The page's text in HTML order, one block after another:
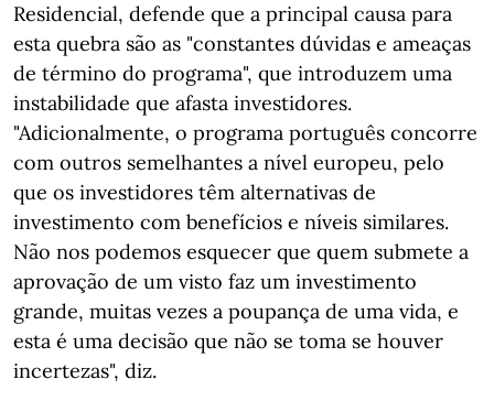
Residencial, defende que a principal causa para
esta quebra são as "constantes dúvidas e ameaças
de término do programa", que introduzem uma
instabilidade que afasta investidores.
"Adicionalmente, o programa português concorre
com outros semelhantes a nível europeu, pelo
que os investidores têm alternativas de
investimento com benefícios e níveis similares.
Não nos podemos esquecer que quem submete a
aprovação de um visto faz um investimento
grande, muitas vezes a poupança de uma vida, e
esta é uma decisão que não se toma se houver
incertezas", diz.